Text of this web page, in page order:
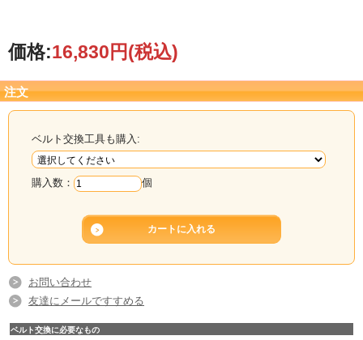
価格:16,830円(税込)
注文
ベルト交換工具も購入:
購入数： 個
お問い合わせ
友達にメールですすめる
ベルト交換に必要なもの